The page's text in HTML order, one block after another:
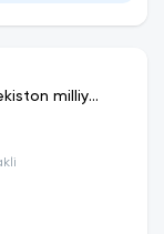
milliy